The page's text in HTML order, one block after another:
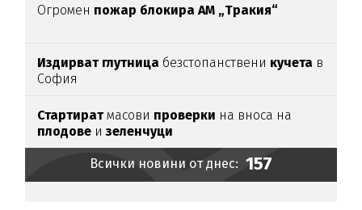
Огромен пожар блокира АМ „Тракия“
Издирват глутница безстопанствени кучета в
София
Стартиратмасови проверки на вноса на
плодове и зеленчуци
Всички новини от днес: 157